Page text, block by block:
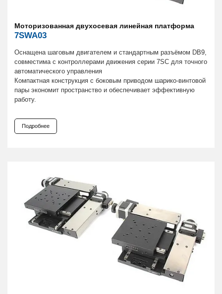
Моторизованная двухосевая линейная платформа
7SWA03
Оснащена шаговым двигателем и стандартным разъёмом DB9,
совместима с контроллерами движения серии 7SC для точного
автоматического управления
Компактная конструкция с боковым приводом шарико-винтовой
пары экономит пространство и обеспечивает эффективную
работу.
Подробнее